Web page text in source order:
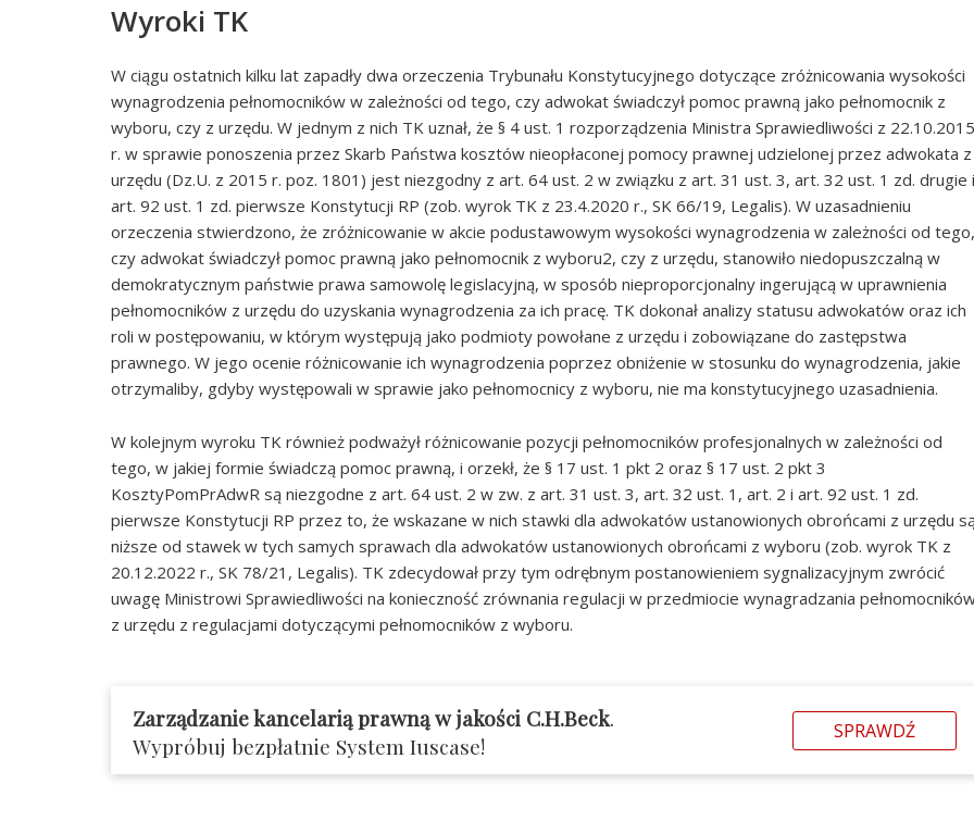
Wyroki TK
W ciągu ostatnich kilku lat zapadły dwa orzeczenia Trybunału Konstytucyjnego dotyczące zróżnicowania wysokości
wynagrodzenia pełnomocników w zależności od tego, czy adwokat świadczył pomoc prawną jako pełnomocnik z
wyboru, czy z urzędu. W jednym z nich TK uznał, że § 4 ust. 1 rozporządzenia Ministra Sprawiedliwości z 22.10.2015
r. w sprawie ponoszenia przez Skarb Państwa kosztów nieopłaconej pomocy prawnej udzielonej przez adwokata z
urzędu (Dz.U. z 2015 r. poz. 1801) jest niezgodny z art. 64 ust. 2 w związku z art. 31 ust. 3, art. 32 ust. 1 zd. drugie i
art. 92 ust. 1 zd. pierwsze Konstytucji RP (zob. wyrok TK z 23.4.2020 r., SK 66/19, Legalis). W uzasadnieniu
orzeczenia stwierdzono, że zróżnicowanie w akcie podustawowym wysokości wynagrodzenia w zależności od tego,
czy adwokat świadczył pomoc prawną jako pełnomocnik z wyboru2, czy z urzędu, stanowiło niedopuszczalną w
demokratycznym państwie prawa samowolę legislacyjną, w sposób nieproporcjonalny ingerującą w uprawnienia
pełnomocników z urzędu do uzyskania wynagrodzenia za ich pracę. TK dokonał analizy statusu adwokatów oraz ich
roli w postępowaniu, w którym występują jako podmioty powołane z urzędu i zobowiązane do zastępstwa
prawnego. W jego ocenie różnicowanie ich wynagrodzenia poprzez obniżenie w stosunku do wynagrodzenia, jakie
otrzymaliby, gdyby występowali w sprawie jako pełnomocnicy z wyboru, nie ma konstytucyjnego uzasadnienia.
W kolejnym wyroku TK również podważył różnicowanie pozycji pełnomocników profesjonalnych w zależności od
tego, w jakiej formie świadczą pomoc prawną, i orzekł, że § 17 ust. 1 pkt 2 oraz § 17 ust. 2 pkt 3
KosztyPomPrAdwR są niezgodne z art. 64 ust. 2 w zw. z art. 31 ust. 3, art. 32 ust. 1, art. 2 i art. 92 ust. 1 zd.
pierwsze Konstytucji RP przez to, że wskazane w nich stawki dla adwokatów ustanowionych obrońcami z urzędu
niższe od stawek w tych samych sprawach dla adwokatów ustanowionych obrońcami z wyboru (zob. wyrok TK z
20.12.2022 r., SK 78/21, Legalis). TK zdecydował przy tym odrębnym postanowieniem sygnalizacyjnym zwrócić
uwagę Ministrowi Sprawiedliwości na konieczność zrównania regulacji w przedmiocie wynagradzania
z urzędu z regulacjami dotyczącymi pełnomocników z wyboru.
Zarządzanie kancelarią prawną w jakości C.H.Beck.
Wypróbuj bezpłatnie System Iuscase!
SPRAWDŹ